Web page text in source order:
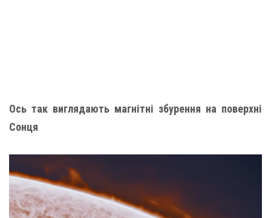
Ось так виглядають магнітні збурення на поверхні
Сонця